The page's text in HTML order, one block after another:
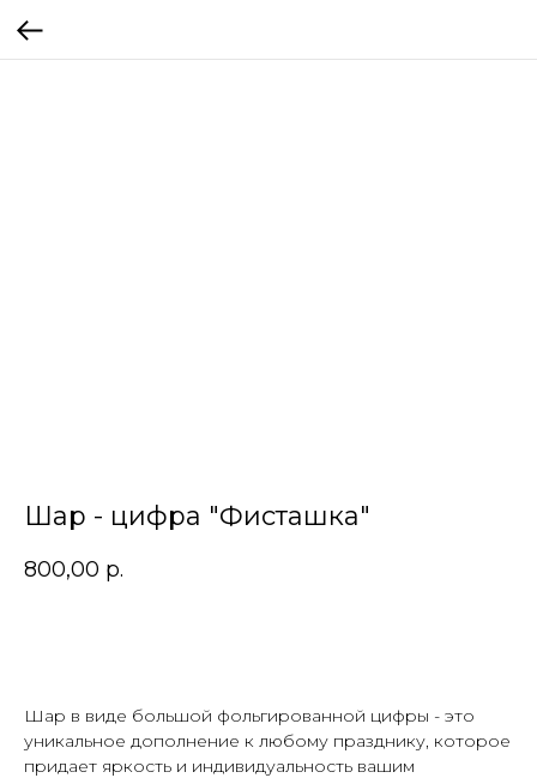
Шар - цифра "Фисташка"
800,00 р.
Шар в виде большой фольгированной цифры - это
уникальное дополнение к любому празднику, которое
придает яркость и индивидуальность вашим